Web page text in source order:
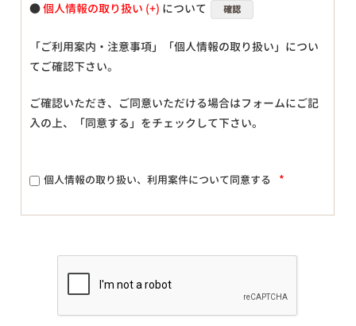
●個人情報の取り扱い について 確認
「ご利用案内・注意事項」「個人情報の取り扱い」につい
てご確認下さい。
ご確認いただき、ご同意いただける場合はフォームにご記
入の上、「同意する」をチェックして下さい。
個人情報の取り扱い、利用案件について同意する *